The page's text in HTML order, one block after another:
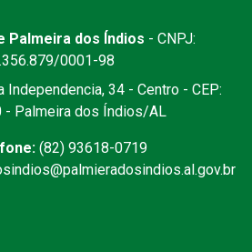
Palmeira dos Índios - CNPJ:
0001-98
Independencia, 34 - Centro - CEP:
- Palmeira dos Índios/AL
(82) 93618-0719